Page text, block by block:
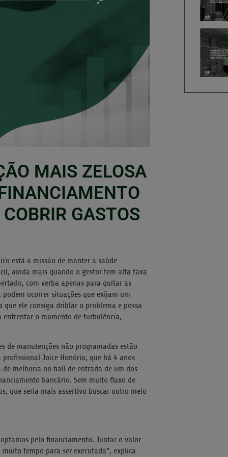
MAIS ZELOSA
GASTOS
está a missão de manter a saúde
ainda mais quando o gestor tem alta taxa
com verba apenas para quitar as
ocorrer situações que exijam um
ele consiga driblar o problema e possa
enfrentar o momento de turbulência,
de manutenções não programadas estão
profissional Joice Honório, que há 4 anos
melhoria no hall de entrada de um dos
bancário. Sem muito fluxo de
que seria mais assertivo buscar outro meio
pelo financiamento. Juntar o valor
tempo para ser executada”, explica